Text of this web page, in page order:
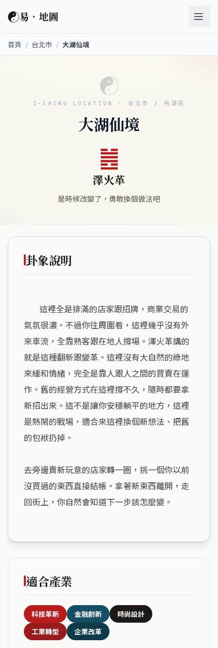
☯易．地圖
首頁 / 台北市 / 大湖仙境
☯
I-CHING LOCATION · 台北市 / 內湖區
大湖仙境
䷰
澤火革
是時候改變了，勇敢換個做法吧
卦象說明
氣氛很濃。不過你往周圍看，這裡幾乎沒有外
來車流，全靠熟客跟在地人撐場。澤火革講的
就是這種翻新跟變革。這裡沒有大自然的綠地
來緩和情緒，完全是靠人跟人之間的買賣在運
作。舊的經營方式在這裡撐不久，隨時都要拿
新招出來。這不是讓你安穩躺平的地方，這裡
是熱鬧的戰場，適合來這裡換個新想法、把舊
的包袱扔掉。
去旁邊賣新玩意的店家轉一圈，挑一個你以前
沒買過的東西直接結帳。拿著新東西離開，走
回街上，你自然會知道下一步該怎麼變。
適合產業
科技革新 金融創新
時尚設計
工業轉型
企業改革